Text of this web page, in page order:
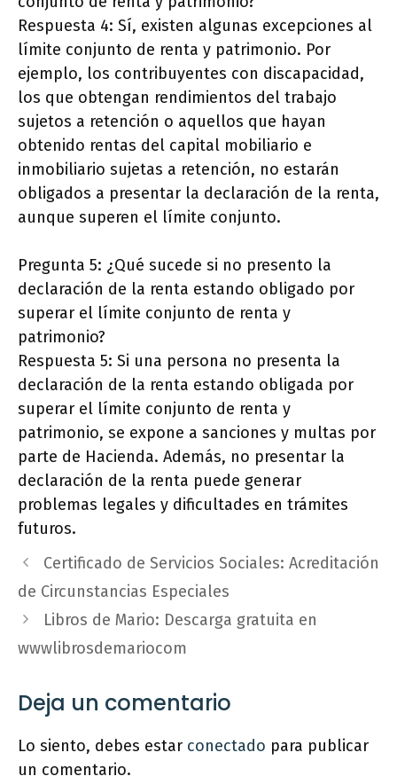
Respuesta 4: Sí, existen algunas excepciones al
límite conjunto de renta y patrimonio. Por
ejemplo, los contribuyentes con discapacidad,
los que obtengan rendimientos del trabajo
sujetos a retención o aquellos que hayan
obtenido rentas del capital mobiliario e
inmobiliario sujetas a retención, no estarán
obligados a presentar la declaración de la renta,
aunque superen el límite conjunto.
Pregunta 5: ¿Qué sucede si no presento la
declaración de la renta estando obligado por
superar el límite conjunto de renta y
patrimonio?
Respuesta 5: Si una persona no presenta la
declaración de la renta estando obligada por
superar el límite conjunto de renta y
patrimonio, se expone a sanciones y multas por
parte de Hacienda. Además, no presentar la
declaración de la renta puede generar
problemas legales y dificultades en trámites
futuros.
Certificado de Servicios Sociales: Acreditación
de Circunstancias Especiales
Libros de Mario: Descarga gratuita en
wwwlibrosdemariocom
Deja un comentario
Lo siento, debes estar conectado para publicar
un comentario.